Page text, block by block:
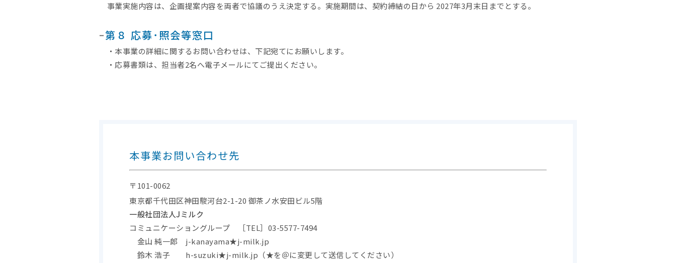
事業実施内容は、企画提案内容を両者で協議のうえ決定する。実施期間は、契約締結の日から 2027年3月末日までとする。
ｰ第８ 応募･照会等窓口
・本事業の詳細に関するお問い合わせは、下記宛てにお願いします。
・応募書類は、担当者2名へ電子メールにてご提出ください。
本事業お問い合わせ先
〒101-0062
東京都千代田区神田駿河台2-1-20 御茶ノ水安田ビル5階
一般社団法人Jミルク
コミュニケーショングループ ［TEL］03-5577-7494
金山 純一郎 j-kanayama★j-milk.jp
鈴木 浩子 h-suzuki★j-milk.jp （★を＠に変更して送信してください）